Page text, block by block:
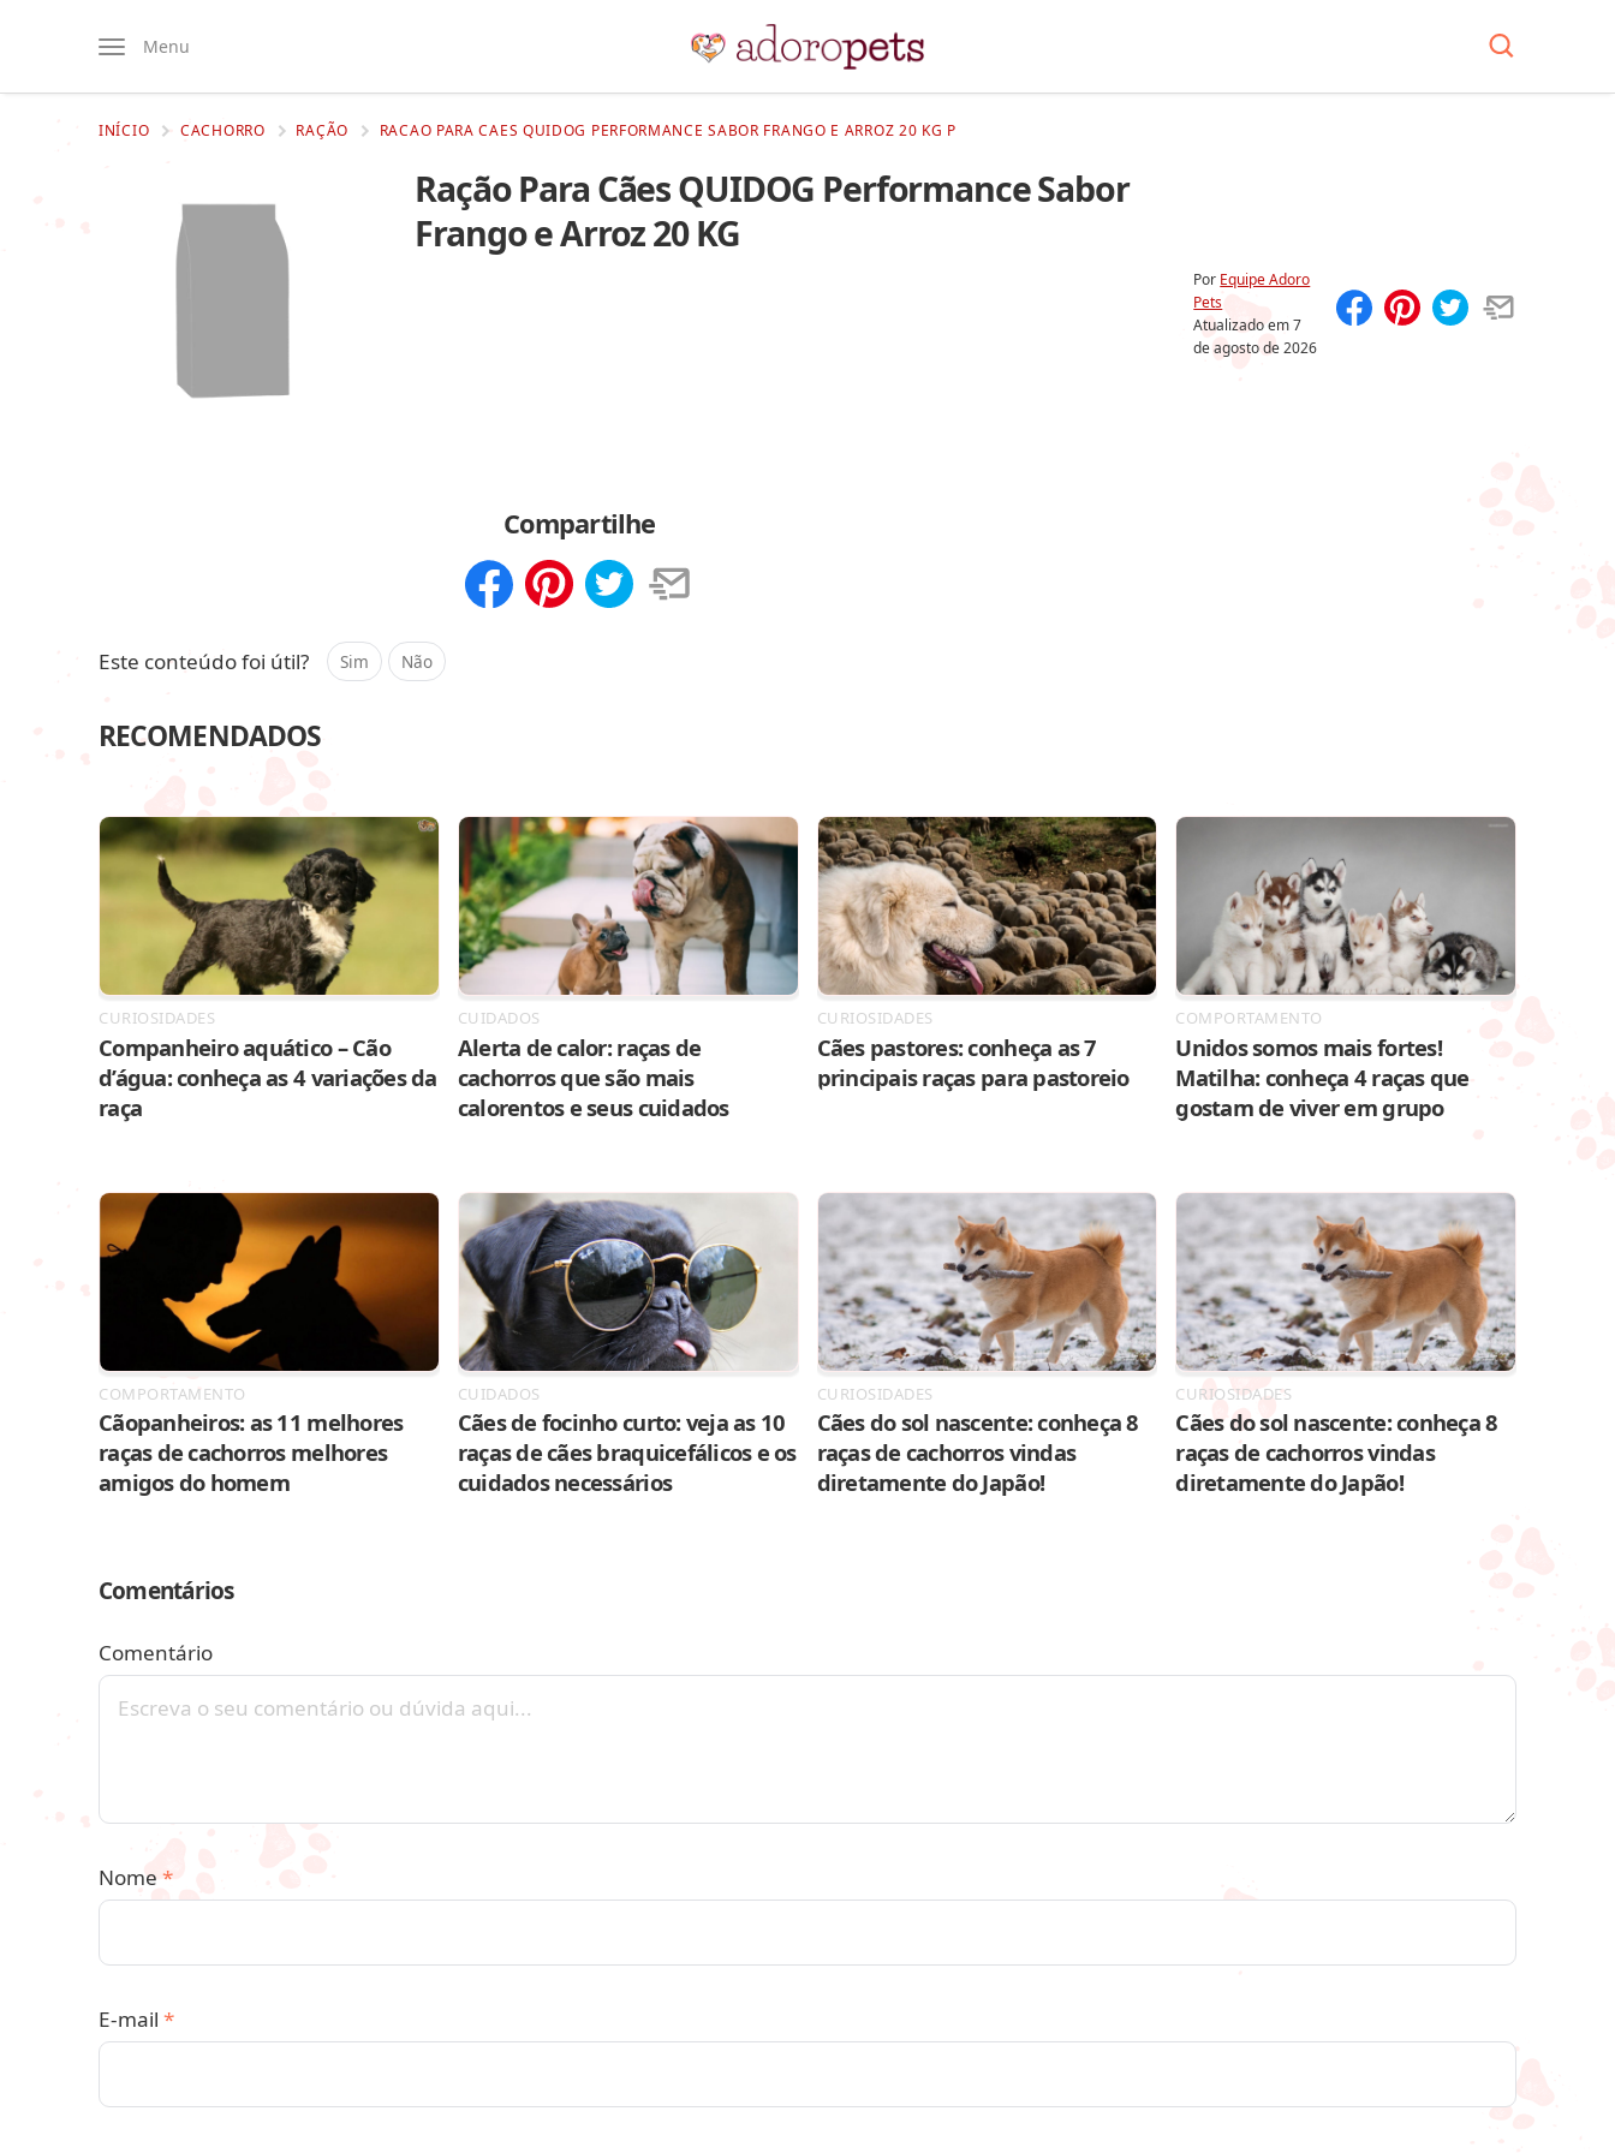
Menu
INÍCIO CACHORRO RAÇÃO RACAO PARA CAES QUIDOG PERFORMANCE SABOR FRANGO E ARROZ 20 KG P
Ração Para Cães QUIDOG Performance Sabor
Frango e Arroz 20 KG
Por Equipe Adoro
Pets
Atualizado em7
de agosto de 2026
Compartilhe
Este conteúdo foi útil? Sim Não
RECOMENDADOS
CURIOSIDADES
Companheiro aquático – Cão
d’água: conheça as 4 variações da
raça
CUIDADOS
Alerta de calor: raças de
cachorros que são mais
calorentos e seus cuidados
CURIOSIDADES
Cães pastores: conheça as 7
principais raças para pastoreio
COMPORTAMENTO
Unidos somos mais fortes!
Matilha: conheça 4 raças que
gostam de viver em grupo
COMPORTAMENTO
Cãopanheiros: as 11 melhores
raças de cachorros melhores
amigos do homem
CUIDADOS
Cães de focinho curto: veja as 10
raças de cães braquicefálicos e os
cuidados necessários
CURIOSIDADES
Cães do sol nascente: conheça 8
raças de cachorros vindas
diretamente do Japão!
CURIOSIDADES
Cães do sol nascente: conheça 8
raças de cachorros vindas
diretamente do Japão!
Comentários
Comentário
Nome *
E-mail *